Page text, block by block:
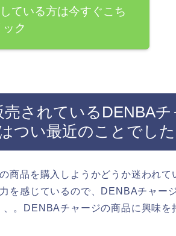
ている方は今すぐこち
ク
されているDENBAチ
つい最近のことでした
商品を購入しようかどうか迷われて
を感じているので、DENBAチャー
。DENBAチャージの商品に興味を